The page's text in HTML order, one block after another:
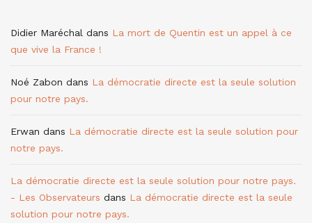
Didier Maréchal dans La mort de Quentin est un appel à ce
que vive la France !
Noé Zabon dans La démocratie directe est la seule solution
pour notre pays.
Erwan dans La démocratie directe est la seule solution pour
notre pays.
La démocratie directe est la seule solution pour notre pays.
- Les Observateurs dans La démocratie directe est la seule
solution pour notre pays.